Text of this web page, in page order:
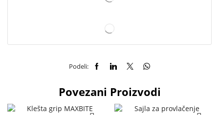
Podeli:
Povezani Proizvodi